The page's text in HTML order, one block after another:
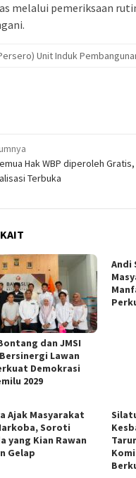
melalui pemeriksaan
Unit Induk
Hak WBP diperoleh Gratis,
Terbuka
dan JMSI
Lawan
Demokrasi
2029
Andi
Ajak Masyarakat
Soroti
yang Kian Rawan
Gelap